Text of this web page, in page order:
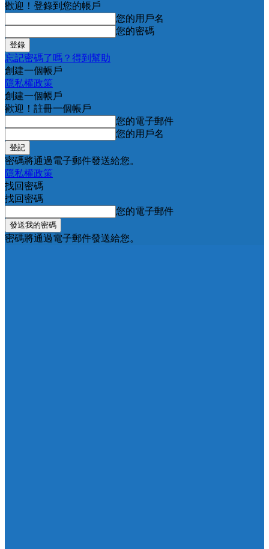
歡迎！登錄到您的帳戶
您的用戶名
您的密碼
忘記密碼了嗎？得到幫助
創建一個帳戶
隱私權政策
創建一個帳戶
歡迎！註冊一個帳戶
您的電子郵件
您的用戶名
密碼將通過電子郵件發送給您。
隱私權政策
找回密碼
找回密碼
您的電子郵件
密碼將通過電子郵件發送給您。